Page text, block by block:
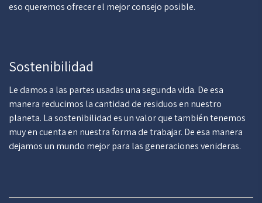
eso queremos ofrecer el mejor consejo posible.
Sostenibilidad
Le damos a las partes usadas una segunda vida. De esa
manera reducimos la cantidad de residuos en nuestro
planeta. La sostenibilidad es un valor que también tenemos
muy en cuenta en nuestra forma de trabajar. De esa manera
dejamos un mundo mejor para las generaciones venideras.